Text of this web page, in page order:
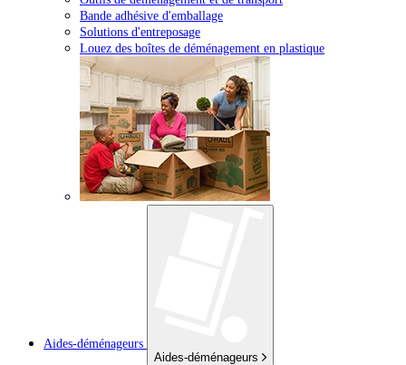
Bande adhésive d'emballage
Solutions d'entreposage
Louez des boîtes de déménagement en plastique
Aides-déménageurs
Aides-déménageurs